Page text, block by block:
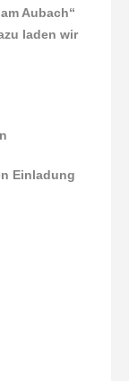
Aubach“
laden wir
Einladung